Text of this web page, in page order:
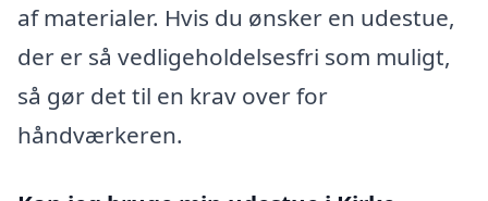
af materialer. Hvis du ønsker en udestue,
der er så vedligeholdelsesfri som muligt,
så gør det til en krav over for
håndværkeren.